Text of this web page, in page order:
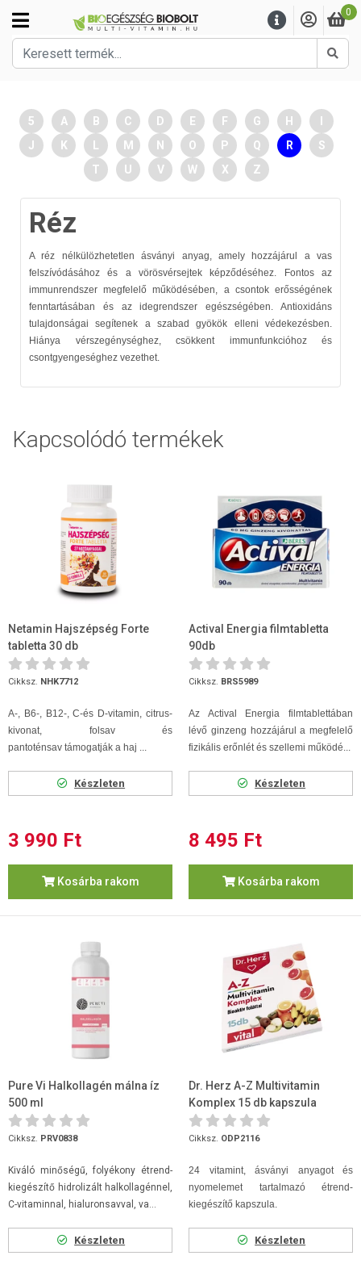
0
5 A B C D E F G H
J
K M N O P Q R
S
T
U V W X Z
Réz
A réz nélkülözhetetlen ásványi anyag, amely hozzájárul a vas
felszívódásához és a vörösvérsejtek képződéséhez. Fontos az
immunrendszer megfelelő működésében, a csontok erősségének
fenntartásában és az idegrendszer egészségében. Antioxidáns
tulajdonságai segítenek a szabad gyökök elleni védekezésben.
Hiánya vérszegénységhez, csökkent immunfunkcióhoz és
csontgyengeséghez vezethet.
Kapcsolódó termékek
Netamin Hajszépség Forte
tabletta 30 db
Cikksz. NHK7712
A-, B6-, B12-, C-és D-vitamin, citrus-
kivonat, folsav és
pantoténsav támogatják a haj ...
Készleten
3 990 Ft
Kosárba rakom
Actival Energia filmtabletta
90db
Cikksz. BRS5989
Az Actival Energia filmtablettában
lévő ginzeng hozzájárul a megfelelő
fizikális erőnlét és szellemi működé...
Készleten
8 495 Ft
Kosárba rakom
Pure Vi Halkollagén málna íz
500 ml
Cikksz. PRV0838
Kiváló minőségű, folyékony étrend-
kiegészítő hidrolizált halkollagénnel,
C-vitaminnal, hialuronsavval, va...
Készleten
Dr. Herz A-Z Multivitamin
Komplex 15 db kapszula
Cikksz. ODP2116
24 vitamint, ásványi anyagot és
nyomelemet tartalmazó étrend-
kiegészítő kapszula.
Készleten